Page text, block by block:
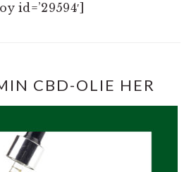
id=’29594′]
CBD-OLIE HER